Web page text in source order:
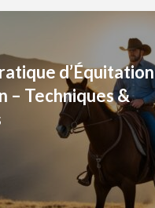
d’Équitation
– Techniques &